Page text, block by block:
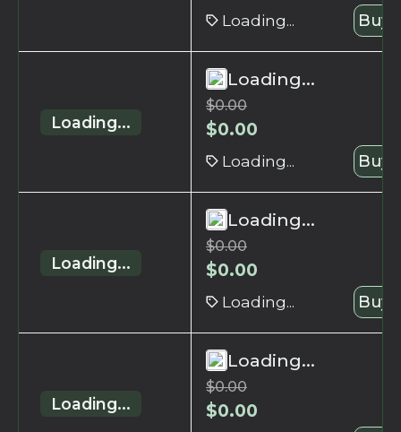
Loading... Buy
Loading...
Loading...
$0.00
$0.00
Loading... Buy
Loading...
Loading...
$0.00
$0.00
Loading... Buy
Loading...
Loading...
$0.00
$0.00